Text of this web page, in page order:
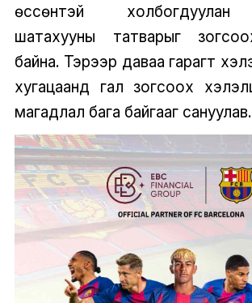
өссөнтэй
шатахууны татварыг
байна. Тэрээр даваа гарагт
хугацаанд гал зогсоох
магадлал бага байгааг сануулав.